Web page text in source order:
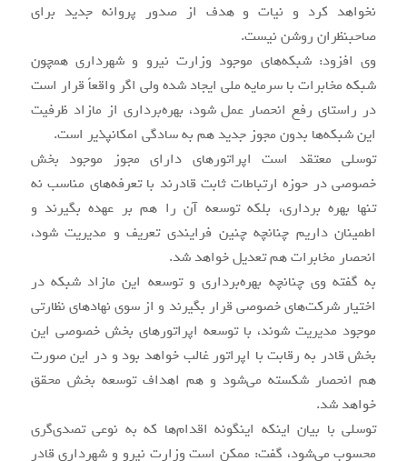
نخواهد کرد و نیات و هدف از صدور پروانه جدید برای
صاحبنظران روشن نیست.
وی افزود: شبکه‌های موجود وزارت نیرو و شهرداری همچون
شبکه مخابرات با سرمایه ملی ایجاد شده ولی اگر واقعاً قرار است
در راستای رفع انحصار عمل شود، بهره‌برداری از مازاد ظرفیت
این شبکه‌ها بدون مجوز جدید هم به‌ سادگی امکانپذیر است.
توسلی معتقد است اپراتور‌های دارای مجوز موجود بخش
خصوصی در حوزه ارتباطات ثابت قادرند با تعرفه‌های مناسب نه
تنها بهره برداری، بلکه توسعه آن را هم بر عهده بگیرند و
اطمینان داریم چنانچه چنین فرایندی تعریف و مدیریت شود،
انحصار مخابرات هم تعدیل خواهد شد.
به گفته وی چنانچه بهره‌برداری و توسعه این مازاد شبکه در
اختیار شرکت‌های خصوصی قرار بگیرند و از سوی نهاد‌های نظارتی
موجود مدیریت شوند، با توسعه اپراتورهای بخش خصوصی این
بخش قادر به رقابت با اپراتور غالب خواهد بود و در این صورت
هم انحصار شکسته می‌شود و هم اهداف توسعه بخش محقق
خواهد شد.
توسلی با بیان اینکه اینگونه اقدام‌ها که به نوعی تصدی‌گری
محسوب می‌شود، گفت: ممکن است وزارت نیرو و شهرداری قادر